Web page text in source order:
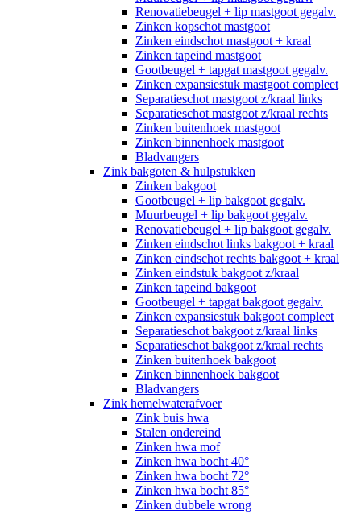
Renovatiebeugel + lip mastgoot gegalv.
Zinken kopschot mastgoot
Zinken eindschot mastgoot + kraal
Zinken tapeind mastgoot
Gootbeugel + tapgat mastgoot gegalv.
Zinken expansiestuk mastgoot compleet
Separatieschot mastgoot z/kraal links
Separatieschot mastgoot z/kraal rechts
Zinken buitenhoek mastgoot
Zinken binnenhoek mastgoot
Bladvangers
Zink bakgoten & hulpstukken
Zinken bakgoot
Gootbeugel + lip bakgoot gegalv.
Muurbeugel + lip bakgoot gegalv.
Renovatiebeugel + lip bakgoot gegalv.
Zinken eindschot links bakgoot + kraal
Zinken eindschot rechts bakgoot + kraal
Zinken eindstuk bakgoot z/kraal
Zinken tapeind bakgoot
Gootbeugel + tapgat bakgoot gegalv.
Zinken expansiestuk bakgoot compleet
Separatieschot bakgoot z/kraal links
Separatieschot bakgoot z/kraal rechts
Zinken buitenhoek bakgoot
Zinken binnenhoek bakgoot
Bladvangers
Zink hemelwaterafvoer
Zink buis hwa
Stalen ondereind
Zinken hwa mof
Zinken hwa bocht 40°
Zinken hwa bocht 72°
Zinken hwa bocht 85°
Zinken dubbele wrong